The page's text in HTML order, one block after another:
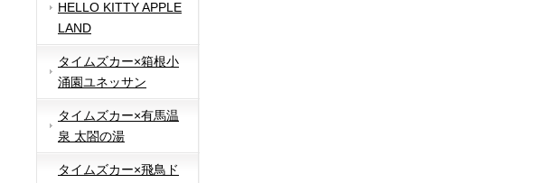
HELLO KITTY APPLE
LAND
タイムズカー×箱根小
涌園ユネッサン
タイムズカー×有馬温
泉 太閤の湯
タイムズカー×飛鳥ド